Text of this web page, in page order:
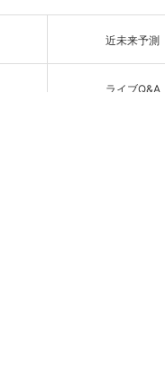
近未来予測
ライブQ&A